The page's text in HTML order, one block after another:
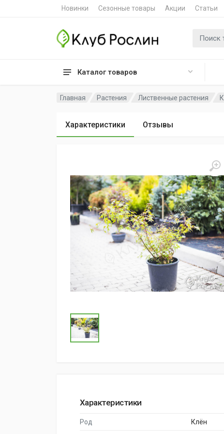
Новинки Сезонные товары Акции Статьи
Каталог товаров
Поиск для
Главная Растения Лиственные растения
Характеристики Отзывы
Характеристики
Род Клён